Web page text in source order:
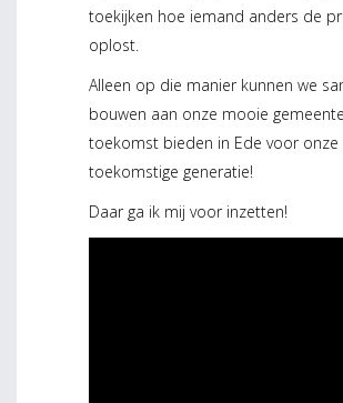
toekijken hoe iemand anders de
oplost.
Alleen op die manier kunnen we
bouwen aan onze mooie
toekomst bieden in Ede voor onze
toekomstige generatie!
Daar ga ik mij voor inzetten!